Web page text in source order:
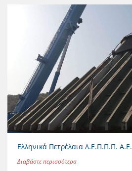
Ελληνικά Πετρέλαια Δ.Ε.Π.Π.Π. Α.Ε.
Διαβάστε περισσότερα